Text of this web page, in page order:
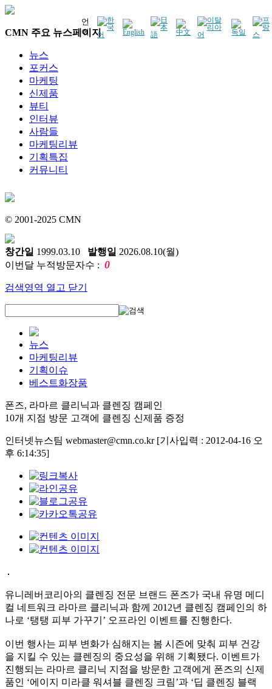
언
어
CMN 주요 뉴스페이지
뉴스
포커스
마케팅
신제품
뷰티
인터뷰
사람들
마케팅리뷰
기획특집
커뮤니티
© 2001-2025 CMN
창간일 1999.03.10 발행일 2026.08.10(월)
이번달 누적방문자수 : 0
검색영역 열고 닫기
뉴스
마케팅리뷰
기획이슈
베스트화장품
폰즈, 라마르 클리닉과 클렌징 캠페인
10개 지점 방문 고객에 클렌징 신제품 증정
인터넷뉴스팀 webmaster@cmn.co.kr [기사입력 : 2012-04-16 오
후 6:14:35]
유니레버코리아의 클렌징 전문 브랜드 폰즈가 국내 유명 메디
컬 네트워크 라마르 클리닉과 함께 2012년 클렌징 캠페인의 하
나로 ‘탱탱 피부 가꾸기’ 오프라인 이벤트를 진행한다.
이번 행사는 피부 변화가 심해지는 봄 시즌에 맞춰 피부 건강
을 지킬 수 있는 클렌징의 중요성을 위해 기획됐다. 이벤트가
진행되는 라마르 클리닉 지점을 방문한 고객에게 폰즈의 신제
품인 ‘에이지 미라클 워셔블 클렌징 크림’과 ‘딥 클렌징 블랙